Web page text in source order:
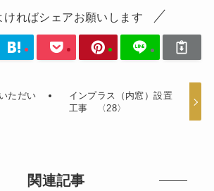
ければシェアお願いします
ただい
インプラス（内窓）設置
工事 〈28〉
関連記事